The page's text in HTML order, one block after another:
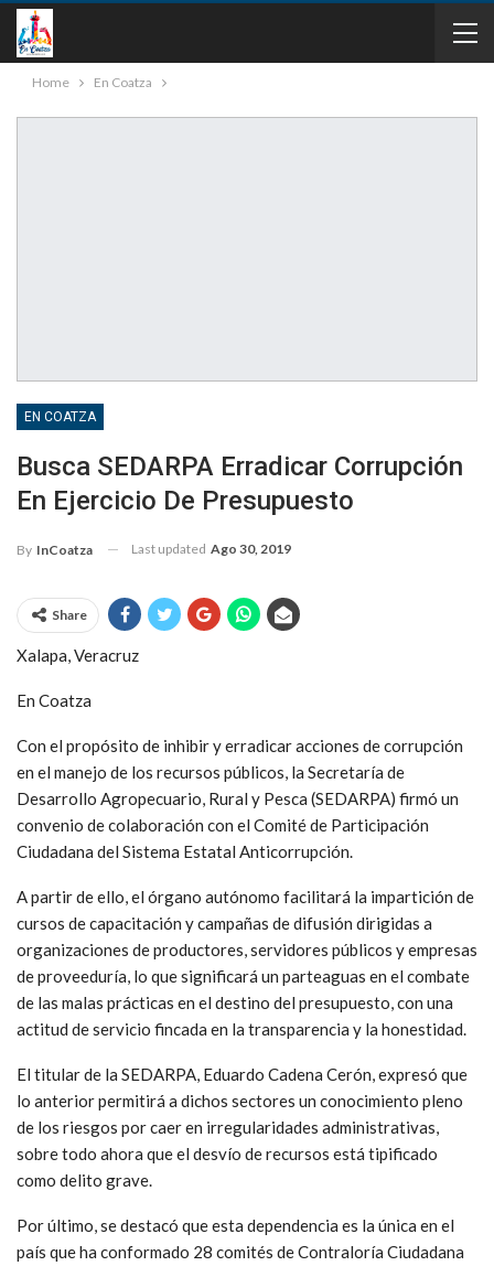
Home En Coatza
EN COATZA
Busca SEDARPA Erradicar Corrupción
En Ejercicio De Presupuesto
By InCoatza Last updated Ago 30, 2019
Share
Xalapa, Veracruz
En Coatza
Con el propósito de inhibir y erradicar acciones de corrupción
en el manejo de los recursos públicos, la Secretaría de
Desarrollo Agropecuario, Rural y Pesca (SEDARPA) firmó un
convenio de colaboración con el Comité de Participación
Ciudadana del Sistema Estatal Anticorrupción.
A partir de ello, el órgano autónomo facilitará la impartición de
cursos de capacitación y campañas de difusión dirigidas a
organizaciones de productores, servidores públicos y empresas
de proveeduría, lo que significará un parteaguas en el combate
de las malas prácticas en el destino del presupuesto, con una
actitud de servicio fincada en la transparencia y la honestidad.
El titular de la SEDARPA, Eduardo Cadena Cerón, expresó que
lo anterior permitirá a dichos sectores un conocimiento pleno
de los riesgos por caer en irregularidades administrativas,
sobre todo ahora que el desvío de recursos está tipificado
como delito grave.
Por último, se destacó que esta dependencia es la única en el
país que ha conformado 28 comités de Contraloría Ciudadana